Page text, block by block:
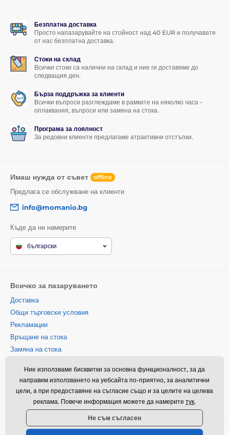
Безплатна доставка
Просто напазарувайте на стойност над 40 EUR и получавате
от нас безплатна доставка.
Стоки на склад
Всички стоки са налични на склад и ние ги доставяме до
следващия ден.
Бърза поддръжка за клиенти
Всички въпроси разглеждаме в рамките на няколко часа -
оплаквания, въпроси или замяна на стока.
Програма за лоялност
За редовни клиенти предлагаме атрактивни отстъпки.
Имаш нужда от съвет offline
Предлага се обслужване на клиенти
info@momanio.bg
Къде да ни намерите
български
Всичко за пазаруването
Доставка
Общи търговски условия
Рекламации
Връщане на стока
Замяна на стока
бисквитки
Информация за контакт
Информация за обработването
на лични данни
Ние използваме бисквитки за основна функционалност, за да
направим използването на уебсайта по-приятно, за аналитични
цели, а при предоставяне на съгласие също и за целите на целева
реклама. Повече информация можете да намерите тук.
Не съм съгласен